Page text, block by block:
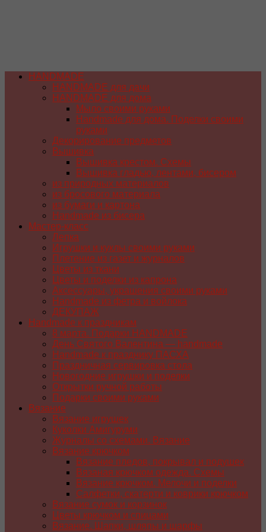
HANDMADE
HANDMADE для дачи
HANDMADE для дома
Мыло своими руками
Handmade для дома. Поделки своими
руками
Декорирование предметов
Вышивка
Вышивка крестом. Схемы
Вышивка гладью, лентами, бисером
из природных материалов
из бросового материала
из бумаги и картона
Handmade из бисера
Мастер-класс
Лепка
Игрушки и куклы своими руками
Плетение из газет и журналов
Цветы из ткани
Цветы и поделки из капрона
Аксессуары, украшения своими руками
Handmade из фетра и войлока
ДЕКУПАЖ
Handmade к праздникам
8 марта. Подарки HANDMADE
День Святого Валентина — handmade
Handmade к празднику ПАСХA
Праздничная сервировка стола
Новогодние игрушки и поделки
Открытки ручной работы
Подарки своими руками
Вязание
Вязание игрушек
Куколки Амигуруми
Журналы со схемами. Вязание
Вязание крючком
Вязание пледов, покрывал и подушек
Вязаная крючком одежда. Схемы
Вязание крючком. Мелочи и поделки
Салфетки, скатерти и коврики крючком
Вязание сумок и корзинок
Цветы крючком и спицами
Вязание. Шапки, шляпы и шарфы